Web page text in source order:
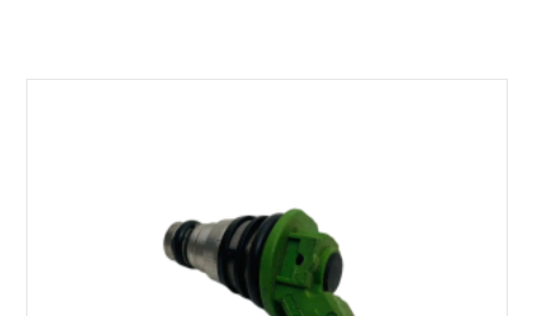
AGGIUNGI AL CARRELLO